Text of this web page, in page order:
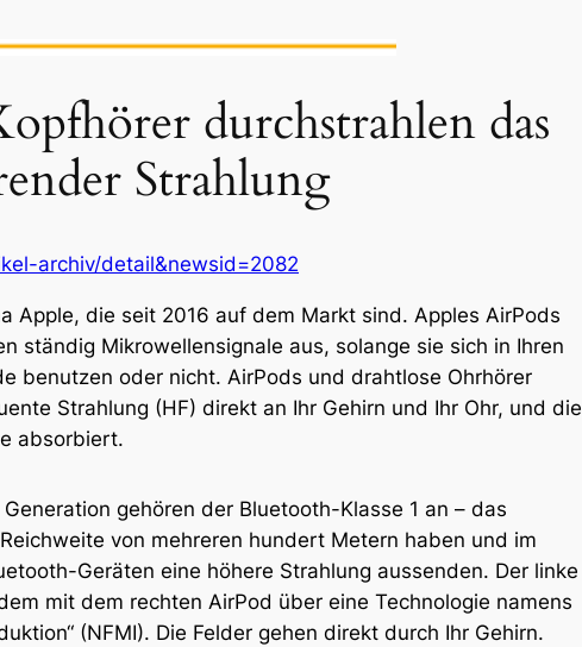
durchstrahlen das
Strahlung
archiv/detail&newsid=2082
Apple, die seit 2016 auf dem Markt sind. Apples AirPods
ständig Mikrowellensignale aus, solange sie sich in Ihren
benutzen oder nicht. AirPods und drahtlose Ohrhörer
Strahlung (HF) direkt an Ihr Gehirn und Ihr Ohr, und die
absorbiert.
gehören der Bluetooth-Klasse 1 an – das
von mehreren hundert Metern haben und im
Geräten eine höhere Strahlung aussenden. Der linke
mit dem rechten AirPod über eine Technologie namens
(NFMI). Die Felder gehen direkt durch Ihr Gehirn.